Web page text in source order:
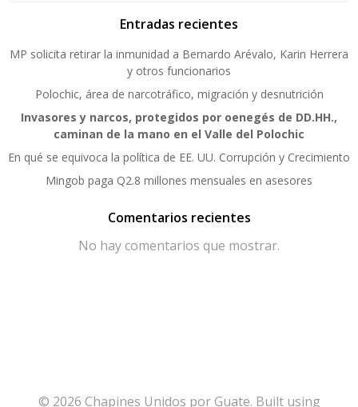
Entradas recientes
MP solicita retirar la inmunidad a Bernardo Arévalo, Karin Herrera
y otros funcionarios
Polochic, área de narcotráfico, migración y desnutrición
Invasores y narcos, protegidos por oenegés de DD.HH.,
caminan de la mano en el Valle del Polochic
En qué se equivoca la política de EE. UU. Corrupción y Crecimiento
Mingob paga Q2.8 millones mensuales en asesores
Comentarios recientes
No hay comentarios que mostrar.
© 2026 Chapines Unidos por Guate. Built using